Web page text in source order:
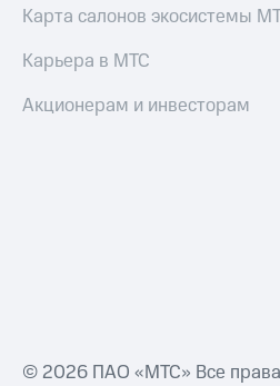
Карта салонов экосистемы
Карьера в МТС
Акционерам и инвесторам
© 2026 ПАО «МТС» Все